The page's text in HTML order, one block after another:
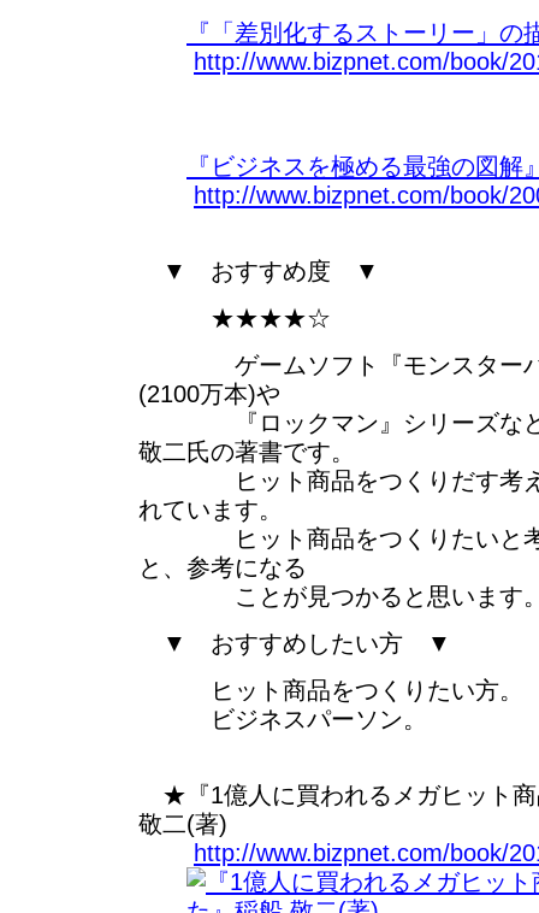
『「差別化するストーリー」
http://www.bizpnet.com/book/
『ビジネスを極める最強の図解
http://www.bizpnet.com/book/
▼ おすすめ度 ▼
★★★★☆
ゲームソフト『モンスターハ
(2100万本)や
『ロックマン』シリーズなど
敬二氏の著書です。
ヒット商品をつくりだす考え
れています。
ヒット商品をつくりたいと考
と、参考になる
ことが見つかると思います
▼ おすすめしたい方 ▼
ヒット商品をつくりたい方。
ビジネスパーソン。
★『1億人に買われるメガヒット商
敬二(著)
http://www.bizpnet.com/book/